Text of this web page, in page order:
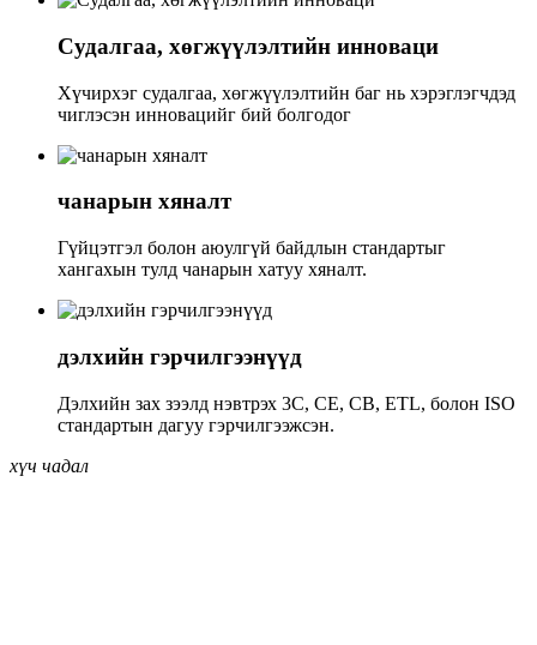
Судалгаа, хөгжүүлэлтийн инноваци
Хүчирхэг судалгаа, хөгжүүлэлтийн баг нь хэрэглэгчдэд
чиглэсэн инновацийг бий болгодог
чанарын хяналт
Гүйцэтгэл болон аюулгүй байдлын стандартыг
хангахын тулд чанарын хатуу хяналт.
дэлхийн гэрчилгээнүүд
Дэлхийн зах зээлд нэвтрэх 3C, CE, CB, ETL, болон ISO
стандартын дагуу гэрчилгээжсэн.
хүч чадал